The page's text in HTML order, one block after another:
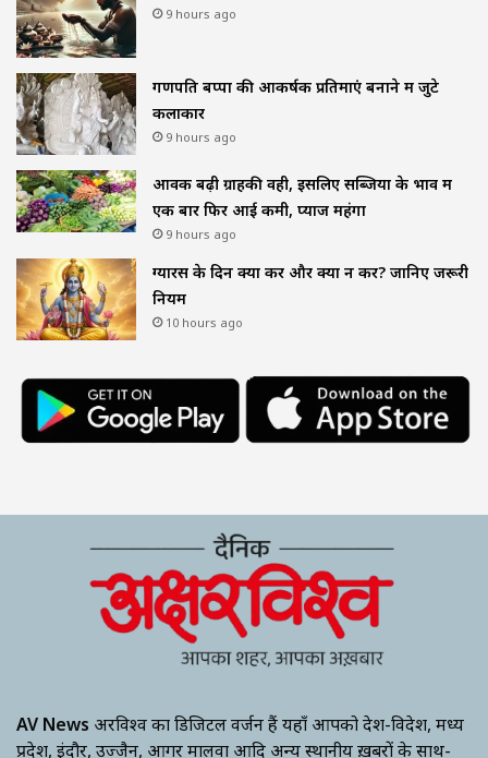
9 hours ago
गणपति बप्पा की आकर्षक प्रतिमाएं बनाने में जुटे
कलाकार
9 hours ago
आवक बढ़ी ग्राहकी वही, इसलिए सब्जियों के भाव में
एक बार फिर आई कमी, प्याज महंगा
9 hours ago
ग्यारस के दिन क्या करें और क्या न करें? जानिए जरूरी
नियम
10 hours ago
AV News अक्षरविश्व का डिजिटल वर्जन हैं यहाँ आपको देश-विदेश, मध्य
प्रदेश, इंदौर, उज्जैन, आगर मालवा आदि अन्य स्थानीय ख़बरों के साथ-